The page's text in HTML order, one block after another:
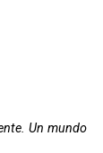
Un mundo